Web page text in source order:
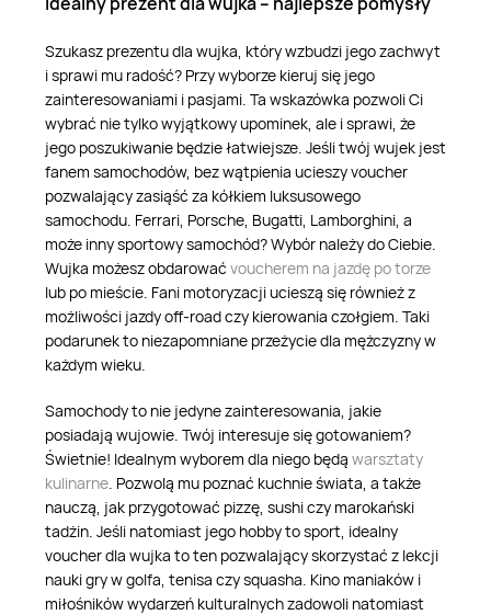
Szukasz prezentu dla wujka, który wzbudzi jego zachwyt
i sprawi mu radość? Przy wyborze kieruj się jego
zainteresowaniami i pasjami. Ta wskazówka pozwoli Ci
wybrać nie tylko wyjątkowy upominek, ale i sprawi, że
jego poszukiwanie będzie łatwiejsze. Jeśli twój wujek jest
fanem samochodów, bez wątpienia ucieszy voucher
pozwalający zasiąść za kółkiem luksusowego
samochodu. Ferrari, Porsche, Bugatti, Lamborghini, a
może inny sportowy samochód? Wybór należy do Ciebie.
Wujka możesz obdarować voucherem na jazdę po torze
lub po mieście. Fani motoryzacji ucieszą się również z
możliwości jazdy off-road czy kierowania czołgiem. Taki
podarunek to niezapomniane przeżycie dla mężczyzny w
każdym wieku.
Samochody to nie jedyne zainteresowania, jakie
posiadają wujowie. Twój interesuje się gotowaniem?
Świetnie! Idealnym wyborem dla niego będą warsztaty
kulinarne . Pozwolą mu poznać kuchnie świata, a także
nauczą, jak przygotować pizzę, sushi czy marokański
tadżin. Jeśli natomiast jego hobby to sport, idealny
voucher dla wujka to ten pozwalający skorzystać z lekcji
nauki gry w golfa, tenisa czy squasha. Kino maniaków i
miłośników wydarzeń kulturalnych zadowoli natomiast